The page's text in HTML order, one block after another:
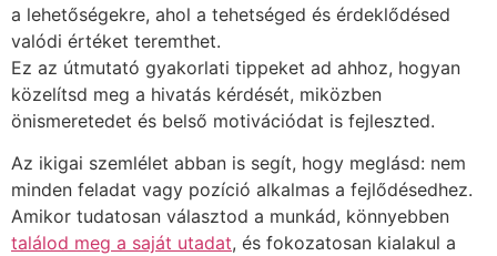
a lehetőségekre, ahol a tehetséged és érdeklődésed
valódi értéket teremthet.
Ez az útmutató gyakorlati tippeket ad ahhoz, hogyan
közelítsd meg a hivatás kérdését, miközben
önismeretedet és belső motivációdat is fejleszted.
Az ikigai szemlélet abban is segít, hogy meglásd: nem
minden feladat vagy pozíció alkalmas a fejlődésedhez.
Amikor tudatosan választod a munkád, könnyebben
találod meg a saját utadat, és fokozatosan kialakul a